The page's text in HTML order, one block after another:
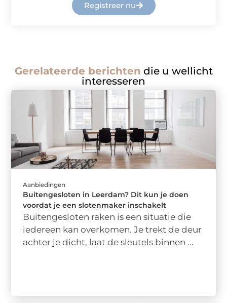
Registreer nu
Gerelateerde berichten die u wellicht
interesseren
Aanbiedingen
Buitengesloten in Leerdam? Dit kun je doen
voordat je een slotenmaker inschakelt
Buitengesloten raken is een situatie die
iedereen kan overkomen. Je trekt de deur
achter je dicht, laat de sleutels binnen ...